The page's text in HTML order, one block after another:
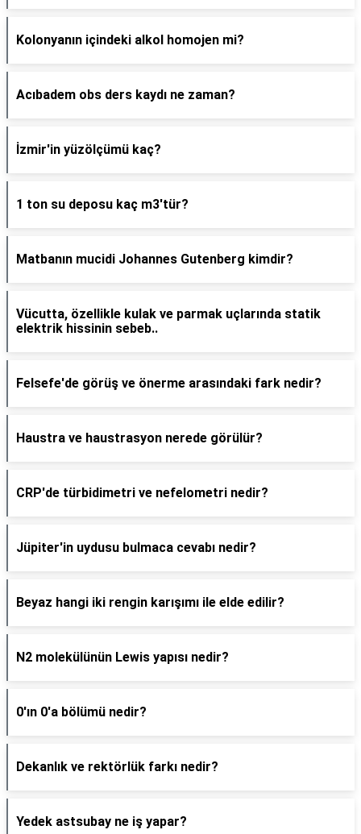
Kolonyanın içindeki alkol homojen mi?
Acıbadem obs ders kaydı ne zaman?
İzmir'in yüzölçümü kaç?
1 ton su deposu kaç m3'tür?
Matbanın mucidi Johannes Gutenberg kimdir?
Vücutta, özellikle kulak ve parmak uçlarında statik
elektrik hissinin sebeb..
Felsefe'de görüş ve önerme arasındaki fark nedir?
Haustra ve haustrasyon nerede görülür?
CRP'de türbidimetri ve nefelometri nedir?
Jüpiter'in uydusu bulmaca cevabı nedir?
Beyaz hangi iki rengin karışımı ile elde edilir?
N2 molekülünün Lewis yapısı nedir?
0'ın 0'a bölümü nedir?
Dekanlık ve rektörlük farkı nedir?
Yedek astsubay ne iş yapar?